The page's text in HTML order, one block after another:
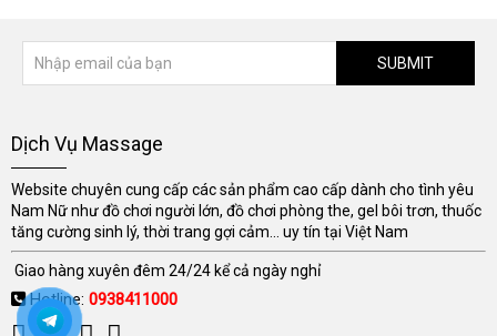
SUBMIT
Dịch Vụ Massage
Website chuyên cung cấp các sản phẩm cao cấp dành cho tình yêu
Nam Nữ như đồ chơi người lớn, đồ chơi phòng the, gel bôi trơn, thuốc
tăng cường sinh lý, thời trang gợi cảm... uy tín tại Việt Nam
Giao hàng xuyên đêm 24/24 kể cả ngày nghỉ
Hotline: 0938411000